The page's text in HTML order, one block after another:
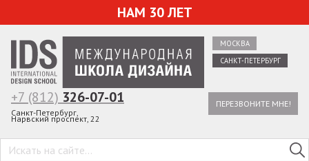
НАМ 30 ЛЕТ
МОСКВА
САНКТ-ПЕТЕРБУРГ
ПЕРЕЗВОНИТЕ МНЕ!
+7 (812) 326-07-01
Санкт-Петербург,
Нарвский проспект, 22